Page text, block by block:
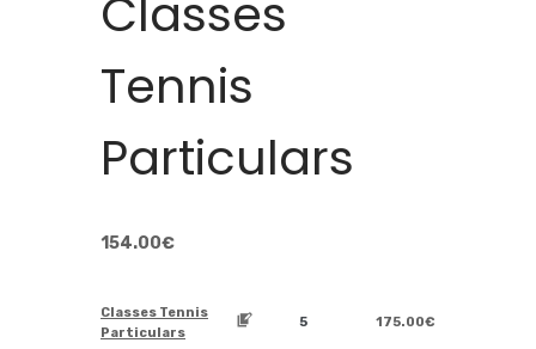
Classes
Tennis
Particulars
154.00€
Classes Tennis
Particulars
175.00€